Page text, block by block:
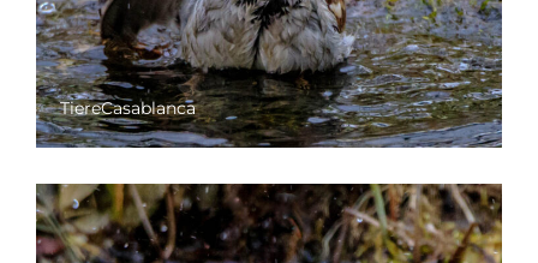
TiereCasablanca